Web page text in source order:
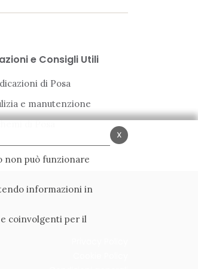
e Consigli Utili
di Posa
e manutenzione
di Posa
x
non può funzionare
informazioni in
coinvolgenti per il